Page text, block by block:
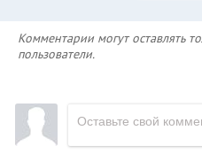
Комментарии могут оставлять
пользователи.